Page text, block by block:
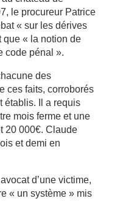
le procureur Patrice
« sur les dérives
que « la notion de
code pénal ».
des
ces faits, corroborés
établis. Il a requis
mois ferme et une
20 000€. Claude
et demi en
d’une victime,
« un système » mis